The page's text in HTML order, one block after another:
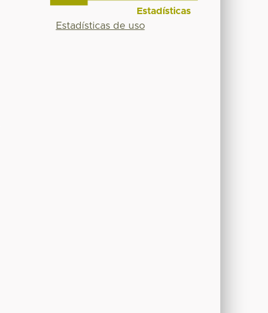
Estadísticas
Estadísticas de uso